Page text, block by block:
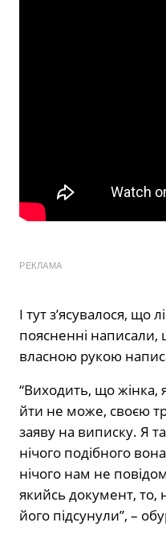
РЕКЛАМА
І тут з’ясувалося, що
поясненні написали,
власною рукою
“Виходить, що жінка,
йти не може, своєю
заяву на виписку. Я
нічого подібного
нічого нам не
якийсь документ, то,
його підсунули”, –